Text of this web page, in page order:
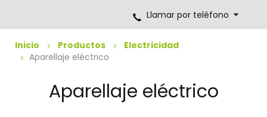
Llamar por teléfono
Inicio Productos
Electricidad
Aparellaje eléctrico
Aparellaje eléctrico